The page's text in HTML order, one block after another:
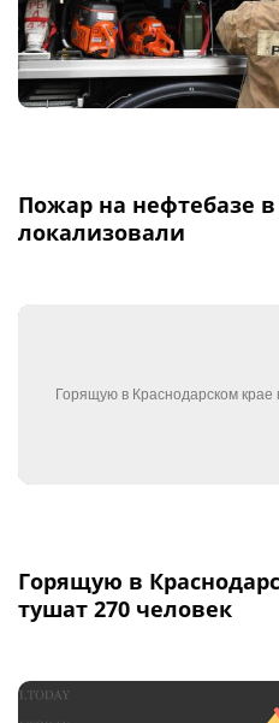
Пожар на нефтебазе
локализовали
Горящую в
тушат 270 человек